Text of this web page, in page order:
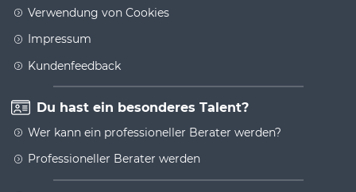
Verwendung von Cookies
Impressum
Kundenfeedback
Du hast ein besonderes Talent?
Wer kann ein professioneller Berater werden?
Professioneller Berater werden